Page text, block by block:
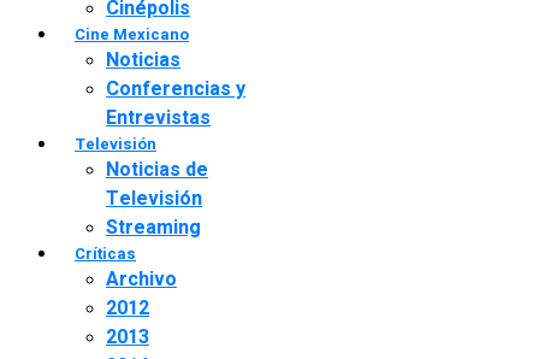
Cinépolis
Cine Mexicano
Noticias
Conferencias y
Entrevistas
Televisión
Noticias de
Televisión
Streaming
Críticas
Archivo
2012
2013